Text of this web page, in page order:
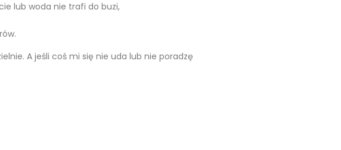
lub woda nie trafi do buzi,
A jeśli coś mi się nie uda lub nie poradzę